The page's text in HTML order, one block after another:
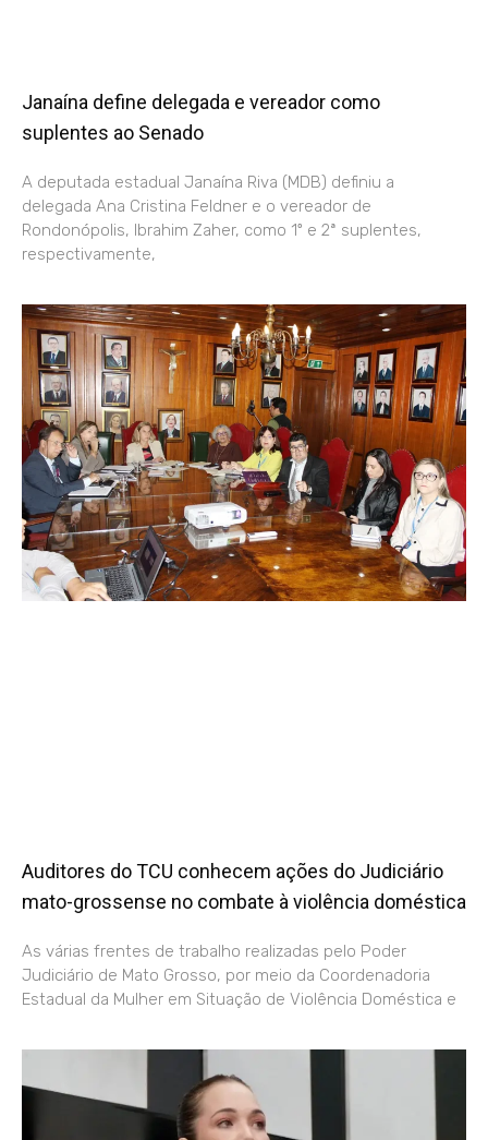
Janaína define delegada e vereador como
suplentes ao Senado
A deputada estadual Janaína Riva (MDB) definiu a
delegada Ana Cristina Feldner e o vereador de
Rondonópolis, Ibrahim Zaher, como 1º e 2ª suplentes,
respectivamente,
Auditores do TCU conhecem ações do Judiciário
mato-grossense no combate à violência doméstica
As várias frentes de trabalho realizadas pelo Poder
Judiciário de Mato Grosso, por meio da Coordenadoria
Estadual da Mulher em Situação de Violência Doméstica e